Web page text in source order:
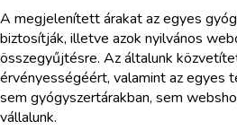
A megjelenített árakat az egyes
biztosítják, illetve azok nyilvános
összegyűjtésre. Az általunk
érvényességéért, valamint az egyes
sem gyógyszertárakban, sem
vállalunk.